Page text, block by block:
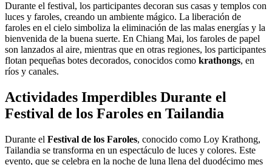
Durante el festival, los participantes decoran sus casas y templos con
luces y faroles, creando un ambiente mágico. La liberación de
faroles en el cielo simboliza la eliminación de las malas energías y la
bienvenida de la buena suerte. En Chiang Mai, los faroles de papel
son lanzados al aire, mientras que en otras regiones, los participantes
flotan pequeñas botes decorados, conocidos como krathongs, en
ríos y canales.
Actividades Imperdibles Durante el
Festival de los Faroles en Tailandia
Durante el Festival de los Faroles, conocido como Loy Krathong,
Tailandia se transforma en un espectáculo de luces y colores. Este
evento, que se celebra en la noche de luna llena del duodécimo mes